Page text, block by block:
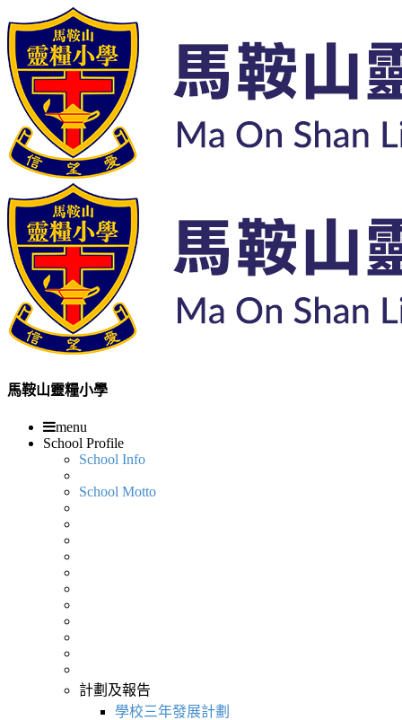
馬鞍山靈糧小學
menu
School Profile
School Info
School Motto
計劃及報告
學校三年發展計劃